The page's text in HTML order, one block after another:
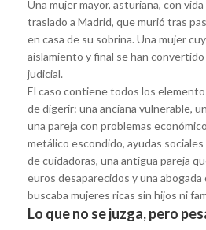
Una mujer mayor, asturiana, con
traslado a Madrid, que murió tras
en casa de su sobrina. Una mujer
aislamiento y final se han
judicial.
El caso contiene todos los
de digerir: una anciana vulnerable,
una pareja con problemas
metálico escondido, ayudas
de cuidadoras, una antigua pareja
euros desaparecidos y una
buscaba mujeres ricas sin hijos ni
Lo que no se juzga, pero